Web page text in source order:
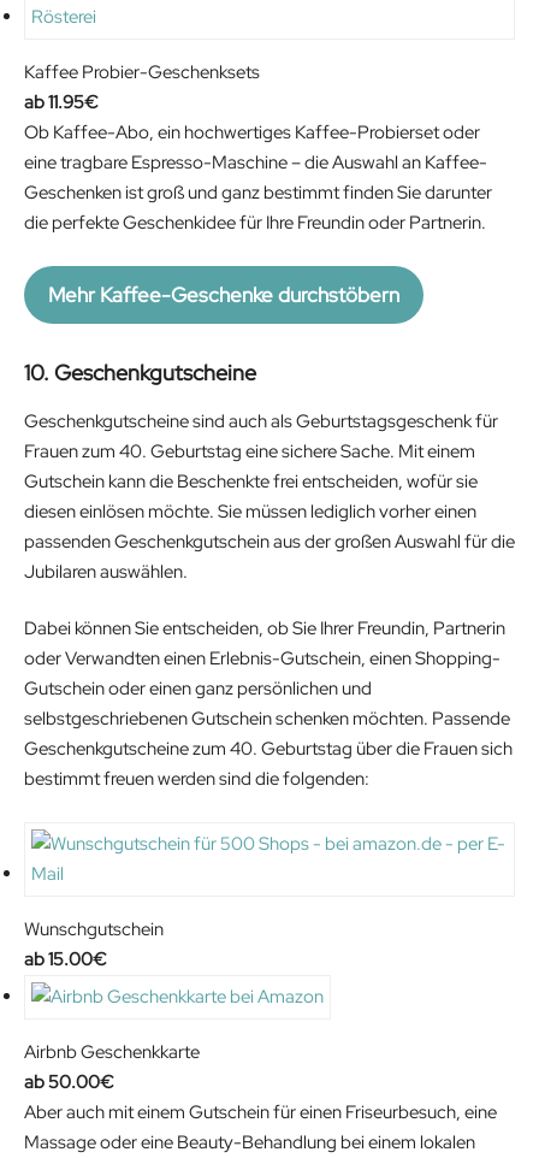
Kaffee Probier-Geschenksets
11.95€
Ob Kaffee-Abo, ein hochwertiges Kaffee-Probierset oder
eine tragbare Espresso-Maschine – die Auswahl an Kaffee-
Geschenken ist groß und ganz bestimmt finden Sie darunter
die perfekte Geschenkidee für Ihre Freundin oder Partnerin.
Mehr Kaffee-Geschenke durchstöbern
10. Geschenkgutscheine
Geschenkgutscheine sind auch als Geburtstagsgeschenk für
Frauen zum 40. Geburtstag eine sichere Sache. Mit einem
Gutschein kann die Beschenkte frei entscheiden, wofür sie
diesen einlösen möchte. Sie müssen lediglich vorher einen
passenden Geschenkgutschein aus der großen Auswahl für die
Jubilaren auswählen.
Dabei können Sie entscheiden, ob Sie Ihrer Freundin, Partnerin
oder Verwandten einen Erlebnis-Gutschein, einen Shopping-
Gutschein oder einen ganz persönlichen und
selbstgeschriebenen Gutschein schenken möchten. Passende
Geschenkgutscheine zum 40. Geburtstag über die Frauen sich
bestimmt freuen werden sind die folgenden:
Wunschgutschein
15.00€
Airbnb Geschenkkarte
50.00€
Aber auch mit einem Gutschein für einen Friseurbesuch, eine
Massage oder eine Beauty-Behandlung bei einem lokalen